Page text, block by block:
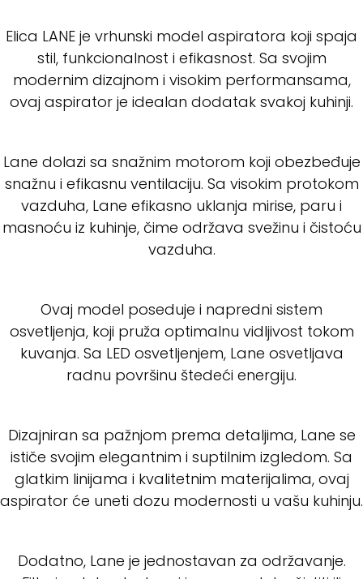
Elica LANE je vrhunski model aspiratora koji spaja
stil, funkcionalnost i efikasnost. Sa svojim
modernim dizajnom i visokim performansama,
ovaj aspirator je idealan dodatak svakoj kuhinji.
Lane dolazi sa snažnim motorom koji obezbeđuje
snažnu i efikasnu ventilaciju. Sa visokim protokom
vazduha, Lane efikasno uklanja mirise, paru i
masnoću iz kuhinje, čime održava svežinu i čistoću
vazduha.
Ovaj model poseduje i napredni sistem
osvetljenja, koji pruža optimalnu vidljivost tokom
kuvanja. Sa LED osvetljenjem, Lane osvetljava
radnu površinu štedeći energiju.
Dizajniran sa pažnjom prema detaljima, Lane se
ističe svojim elegantnim i suptilnim izgledom. Sa
glatkim linijama i kvalitetnim materijalima, ovaj
aspirator će uneti dozu modernosti u vašu kuhinju.
Dodatno, Lane je jednostavan za održavanje.